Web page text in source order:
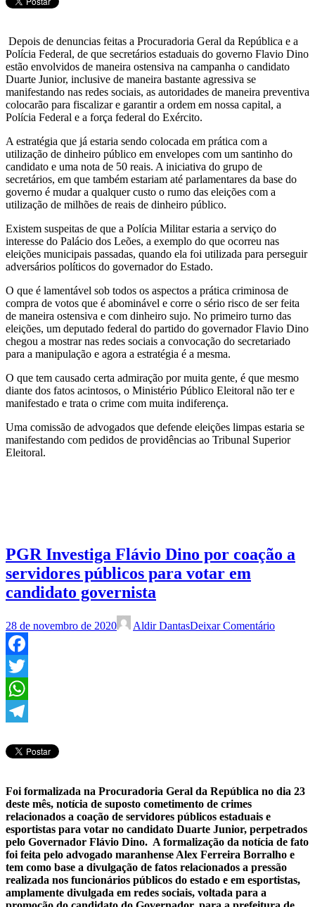
Depois de denuncias feitas a Procuradoria Geral da República e a
Polícia Federal, de que secretários estaduais do governo Flavio Dino
estão envolvidos de maneira ostensiva na campanha o candidato
Duarte Junior, inclusive de maneira bastante agressiva se
manifestando nas redes sociais, as autoridades de maneira preventiva
colocarão para fiscalizar e garantir a ordem em nossa capital, a
Polícia Federal e a força federal do Exército.
A estratégia que já estaria sendo colocada em prática com a
utilização de dinheiro público em envelopes com um santinho do
candidato e uma nota de 50 reais. A iniciativa do grupo de
secretários, em que também estariam até parlamentares da base do
governo é mudar a qualquer custo o rumo das eleições com a
utilização de milhões de reais de dinheiro público.
Existem suspeitas de que a Polícia Militar estaria a serviço do
interesse do Palácio dos Leões, a exemplo do que ocorreu nas
eleições municipais passadas, quando ela foi utilizada para perseguir
adversários políticos do governador do Estado.
O que é lamentável sob todos os aspectos a prática criminosa de
compra de votos que é abominável e corre o sério risco de ser feita
de maneira ostensiva e com dinheiro sujo. No primeiro turno das
eleições, um deputado federal do partido do governador Flavio Dino
chegou a mostrar nas redes sociais a convocação do secretariado
para a manipulação e agora a estratégia é a mesma.
O que tem causado certa admiração por muita gente, é que mesmo
diante dos fatos acintosos, o Ministério Público Eleitoral não ter e
manifestado e trata o crime com muita indiferença.
Uma comissão de advogados que defende eleições limpas estaria se
manifestando com pedidos de providências ao Tribunal Superior
Eleitoral.
PGR Investiga Flávio Dino por coação a
servidores públicos para votar em
candidato governista
28 de novembro de 2020 Aldir DantasDeixar Comentário
Facebook
Twitter
WhatsApp
Foi formalizada na Procuradoria Geral da República no dia 23
deste mês, notícia de suposto cometimento de crimes
relacionados a coação de servidores públicos estaduais e
esportistas para votar no candidato Duarte Junior, perpetrados
pelo Governador Flávio Dino. A formalização da notícia de fato
foi feita pelo advogado maranhense Alex Ferreira Borralho e
tem como base a divulgação de fatos relacionados a pressão
realizada nos funcionários públicos do estado e em esportistas,
amplamente divulgada em redes sociais, voltada para a